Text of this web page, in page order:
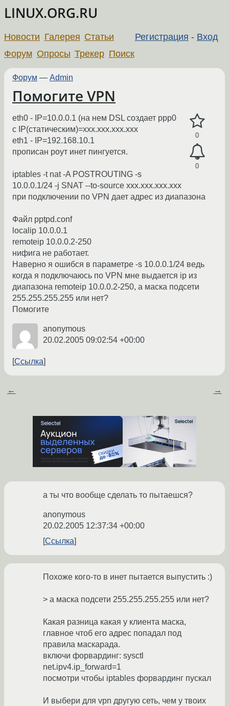
LINUX.ORG.RU
Регистрация - Вход
Новости Галерея Статьи
Форум Опросы Трекер Поиск
Форум — Admin
Помогите VPN
0
0
eth0 - IP=10.0.0.1 (на нем DSL создает ppp0
с IP(статическим)=xxx.xxx.xxx.xxx
eth1 - IP=192.168.10.1
прописан роут инет пингуется.
iptables -t nat -A POSTROUTING -s
10.0.0.1/24 -j SNAT --to-source xxx.xxx.xxx.xxx
при подключении по VPN дает адрес из диапазона
Файл pptpd.conf
localip 10.0.0.1
remoteip 10.0.0.2-250
нифига не работает.
Наверно я ошибся в параметре -s 10.0.0.1/24 ведь
когда я подключаюсь по VPN мне выдается ip из
диапазона remoteip 10.0.0.2-250, а маска подсети
255.255.255.255 или нет?
Помогите
anonymous
20.02.2005 09:02:54 +00:00
Ссылка
← →
а ты что вообще сделать то пытаешся?
anonymous
20.02.2005 12:37:34 +00:00
Ссылка
Похоже кого-то в инет пытается выпустить :)
> а маска подсети 255.255.255.255 или нет?
Какая разница какая у клиента маска,
главное чтоб его адрес попадал под
правила маскарада.
включи форвардинг: sysctl
net.ipv4.ip_forward=1
посмотри чтобы iptables форвардинг пускал
И выбери для vpn другую сеть, чем у твоих